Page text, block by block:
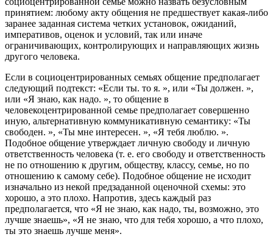
принятием: любому акту общения не предшествует какая-либо
заранее заданная система четких установок, ожиданий,
императивов, оценок и условий, так или иначе
ограничивающих, контролирующих и направляющих жизнь
другого человека.
Если в социоцентрированных семьях общение предполагает
следующий подтекст: «Если ты. то я. », или «Ты должен. »,
или «Я знаю, как надо. », то общение в
человекоцентрированной семье предполагает совершенно
иную, альтернативную коммуникативную семантику: «Ты
свободен. », «Ты мне интересен. », «Я тебя люблю. ».
Подобное общение утверждает личную свободу и личную
ответственность человека (т. е. его свободу и ответственность
не по отношению к другим, обществу, классу, семье, но по
отношению к самому себе). Подобное общение не исходит
изначально из некой предзаданной оценочной схемы: это
хорошо, а это плохо. Напротив, здесь каждый раз
предполагается, что «Я не знаю, как надо, ты, возможно, это
лучше знаешь», «Я не знаю, что для тебя хорошо, а что плохо,
ты это знаешь лучше меня».